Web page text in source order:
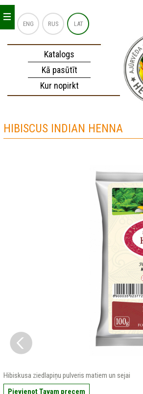
ENG RUS LAT
Katalogs
Kā pasūtīt
Kur nopirkt
_
_
_
HIBISCUS INDIAN HENNA
Hibiskusa ziedlapiņu pulveris matiem un sejai
Pievienot Tavam precem